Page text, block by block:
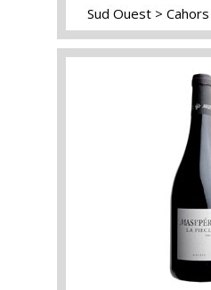
Sud Ouest Cahors